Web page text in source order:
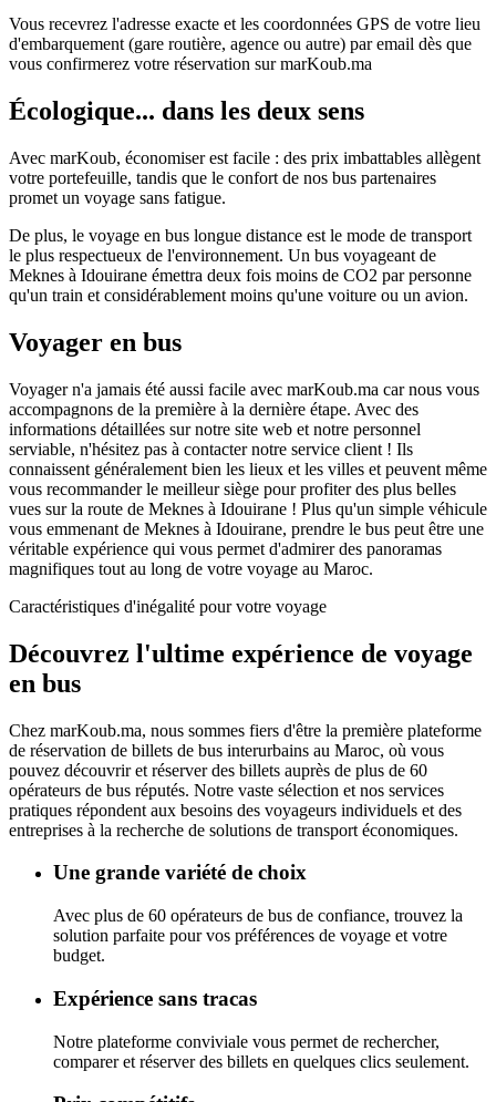
Vous recevrez l'adresse exacte et les coordonnées GPS de votre lieu
d'embarquement (gare routière, agence ou autre) par email dès que
vous confirmerez votre réservation sur marKoub.ma
Écologique... dans les deux sens
Avec marKoub, économiser est facile : des prix imbattables allègent
votre portefeuille, tandis que le confort de nos bus partenaires
promet un voyage sans fatigue.
De plus, le voyage en bus longue distance est le mode de transport
le plus respectueux de l'environnement. Un bus voyageant de
Meknes à Idouirane émettra deux fois moins de CO2 par personne
qu'un train et considérablement moins qu'une voiture ou un avion.
Voyager en bus
Voyager n'a jamais été aussi facile avec marKoub.ma car nous vous
accompagnons de la première à la dernière étape. Avec des
informations détaillées sur notre site web et notre personnel
serviable, n'hésitez pas à contacter notre service client ! Ils
connaissent généralement bien les lieux et les villes et peuvent même
vous recommander le meilleur siège pour profiter des plus belles
vues sur la route de Meknes à Idouirane ! Plus qu'un simple véhicule
vous emmenant de Meknes à Idouirane, prendre le bus peut être une
véritable expérience qui vous permet d'admirer des panoramas
magnifiques tout au long de votre voyage au Maroc.
Caractéristiques d'inégalité pour votre voyage
Découvrez l'ultime expérience de voyage
en bus
Chez marKoub.ma, nous sommes fiers d'être la première plateforme
de réservation de billets de bus interurbains au Maroc, où vous
pouvez découvrir et réserver des billets auprès de plus de 60
opérateurs de bus réputés. Notre vaste sélection et nos services
pratiques répondent aux besoins des voyageurs individuels et des
entreprises à la recherche de solutions de transport économiques.
Une grande variété de choix
Avec plus de 60 opérateurs de bus de confiance, trouvez la
solution parfaite pour vos préférences de voyage et votre
budget.
Expérience sans tracas
Notre plateforme conviviale vous permet de rechercher,
comparer et réserver des billets en quelques clics seulement.